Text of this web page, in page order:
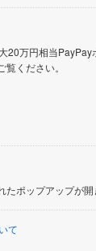
20万円相当
覧ください。
ポップアップが開
て